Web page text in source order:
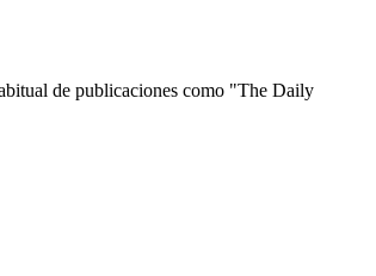
de publicaciones como "The Daily